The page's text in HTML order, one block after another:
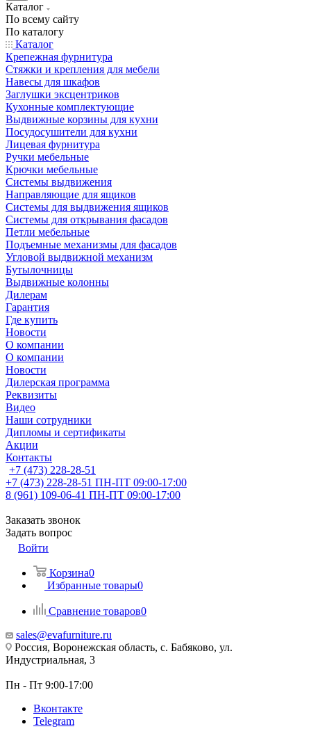
Каталог
По всему сайту
По каталогу
Каталог
Крепежная фурнитура
Стяжки и крепления для мебели
Навесы для шкафов
Заглушки эксцентриков
Кухонные комплектующие
Выдвижные корзины для кухни
Посудосушители для кухни
Лицевая фурнитура
Ручки мебельные
Крючки мебельные
Системы выдвижения
Направляющие для ящиков
Системы для выдвижения ящиков
Системы для открывания фасадов
Петли мебельные
Подъемные механизмы для фасадов
Угловой выдвижной механизм
Бутылочницы
Выдвижные колонны
Дилерам
Гарантия
Где купить
Новости
О компании
О компании
Новости
Дилерская программа
Реквизиты
Видео
Наши сотрудники
Дипломы и сертификаты
Акции
Контакты
+7 (473) 228-28-51
+7 (473) 228-28-51 ПН-ПТ 09:00-17:00
8 (961) 109-06-41 ПН-ПТ 09:00-17:00
Заказать звонок
Задать вопрос
Войти
Корзина0
Избранные товары0
Сравнение товаров0
sales@evafurniture.ru
Россия, Воронежская область, с. Бабяково, ул.
Индустриальная, 3
Пн - Пт 9:00-17:00
Вконтакте
Telegram